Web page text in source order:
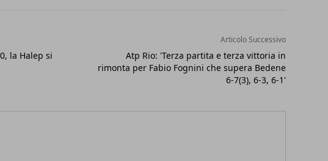
la Halep si
Articolo Successivo
Atp Rio: 'Terza partita e terza vittoria in
rimonta per Fabio Fognini che supera Bedene
6-7(3), 6-3, 6-1'